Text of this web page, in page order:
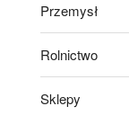
Przemysł
Rolnictwo
Sklepy